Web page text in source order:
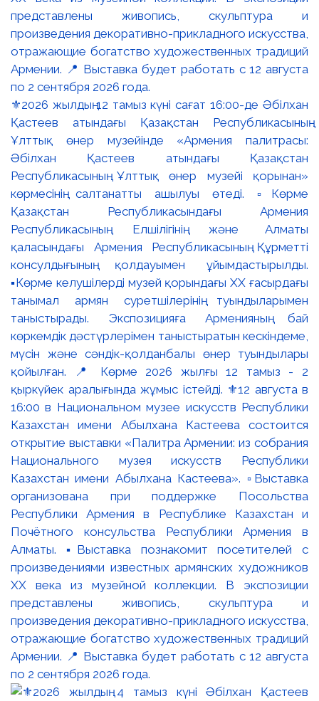
⚜️2026 жылдың 12 тамыз күні сағат 16:00-де Әбілхан
Қастеев атындағы Қазақстан Республикасының
Ұлттық өнер музейінде «Армения палитрасы:
Әбілхан Қастеев атындағы Қазақстан
Республикасының Ұлттық өнер музейі қорынан»
көрмесінің салтанатты ашылуы өтеді. ▫️Көрме
Қазақстан Республикасындағы Армения
Республикасының Елшілігінің және Алматы
қаласындағы Армения Республикасының Құрметті
консулдығының қолдауымен ұйымдастырылды.
▪️Көрме келушілерді музей қорындағы ХХ ғасырдағы
танымал армян суретшілерінің туындыларымен
таныстырады. Экспозицияға Арменияның бай
көркемдік дәстүрлерімен таныстыратын кескіндеме,
мүсін және сәндік-қолданбалы өнер туындылары
қойылған. 📍 Көрме 2026 жылғы 12 тамыз - 2
қыркүйек аралығында жұмыс істейді. ⚜️12 августа в
16:00 в Национальном музее искусств Республики
Казахстан имени Абылхана Кастеева состоится
открытие выставки «Палитра Армении: из собрания
Национального музея искусств Республики
Казахстан имени Абылхана Кастеева». ▫️Выставка
организована при поддержке Посольства
Республики Армения в Республике Казахстан и
Почётного консульства Республики Армения в
Алматы. ▪️Выставка познакомит посетителей с
произведениями известных армянских художников
XX века из музейной коллекции. В экспозиции
представлены живопись, скульптура и
произведения декоративно-прикладного искусства,
отражающие богатство художественных традиций
Армении. 📍 Выставка будет работать с 12 августа
по 2 сентября 2026 года.